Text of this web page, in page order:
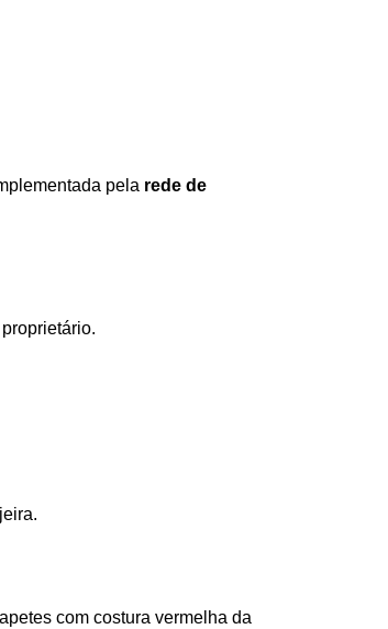
pela rede de
com costura vermelha da